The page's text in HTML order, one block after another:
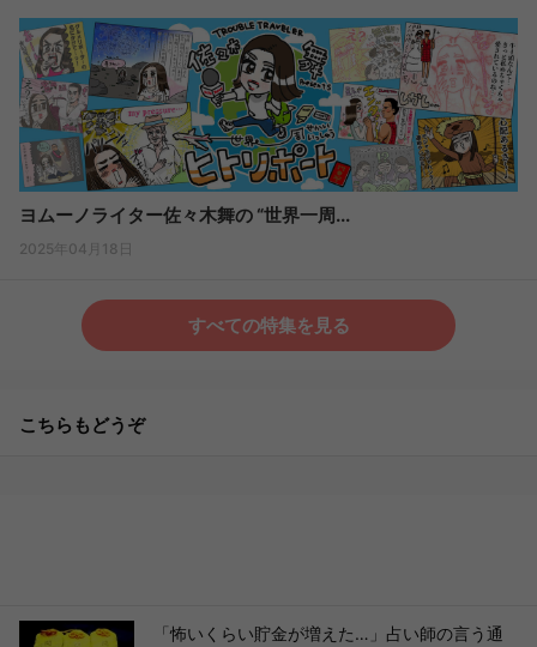
ヨムーノライター佐々木舞の “世界一周...
2025年04月18日
すべての特集を見る
こちらもどうぞ
「怖いくらい貯金が増えた…」占い師の言う通